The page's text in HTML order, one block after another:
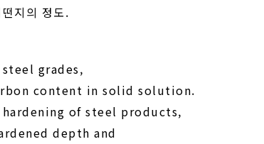
지의 정도.
grades,
content in solid solution.
of steel products,
depth and